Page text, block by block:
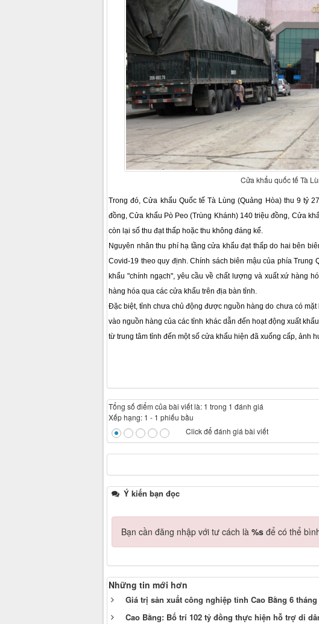
Cửa khẩu quốc tế Tà
Trong đó, Cửa khẩu Quốc tế Tà Lùng (Quảng Hòa) thu 9 tỷ
đồng, Cửa khẩu Pò Peo (Trùng Khánh) 140 triệu đồng, Cửa
còn lại số thu đạt thấp hoặc thu không đáng kể.
Nguyên nhân thu phí hạ tầng cửa khẩu đạt thấp do hai bên
Covid-19 theo quy định. Chính sách biên mậu của phía Trung
khẩu "chính ngạch", yêu cầu về chất lượng và xuất xứ hàng
hàng hóa qua các cửa khẩu trên địa bàn tỉnh.
Đặc biệt, tỉnh chưa chủ động được nguồn hàng do chưa có
vào nguồn hàng của các tỉnh khác dẫn đến hoạt động xuất
từ trung tâm tỉnh đến một số cửa khẩu hiện đã xuống cấp, ảnh
Tổng số điểm của bài viết là: 1 trong 1 đánh giá
Xếp hạng: 1 - 1 phiếu bầu
Click để đánh giá bài viết
Ý kiến bạn đọc
Bạn cần đăng nhập với tư cách là %s để có thể
Những tin mới hơn
Giá trị sản xuất công nghiệp tỉnh Cao Bằng 6
Cao Bằng: Bố trí 102 tỷ đồng thực hiện hỗ trợ di